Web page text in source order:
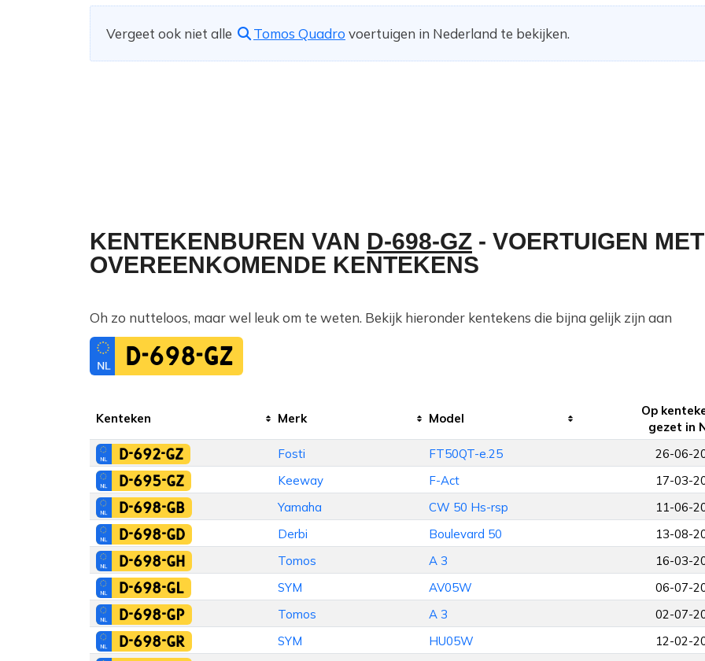
Vergeet ook niet alle Tomos Quadro voertuigen in Nederland te bekijken.
KENTEKENBUREN VAN D-698-GZ - VOERTUIGEN
OVEREENKOMENDE KENTEKENS
Oh zo nutteloos, maar wel leuk om te weten. Bekijk hieronder kentekens die bijna gelijk zijn aan
D-698-GZ
Kenteken Merk Model
Op
gezet in
D-692-GZ Fosti FT50QT-e.25 26-06-
D-695-GZ Keeway F-Act 17-03-
D-698-GB Yamaha CW 50 Hs-rsp 11-06-
D-698-GD Derbi Boulevard 50 13-08-
D-698-GH Tomos A 3 16-03-
D-698-GL SYM AV05W 06-07-
D-698-GP Tomos A 3 02-07-
D-698-GR SYM HU05W 12-02-